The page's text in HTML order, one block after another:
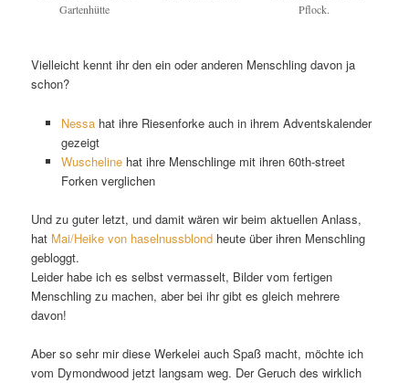
Gartenhütte
Pflock.
Vielleicht kennt ihr den ein oder anderen Menschling davon ja
schon?
Nessa hat ihre Riesenforke auch in ihrem Adventskalender
gezeigt
Wuscheline hat ihre Menschlinge mit ihren 60th-street
Forken verglichen
Und zu guter letzt, und damit wären wir beim aktuellen Anlass,
hat Mai/Heike von haselnussblond heute über ihren Menschling
gebloggt.
Leider habe ich es selbst vermasselt, Bilder vom fertigen
Menschling zu machen, aber bei ihr gibt es gleich mehrere
davon!
Aber so sehr mir diese Werkelei auch Spaß macht, möchte ich
vom Dymondwood jetzt langsam weg. Der Geruch des wirklich